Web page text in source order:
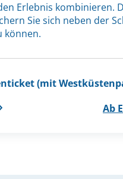
Erlebnis kombinieren.
Sie sich neben der
können.
(mit
Ab